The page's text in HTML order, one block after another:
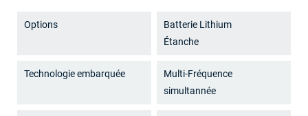
Options
Batterie Lithium
Étanche
Technologie embarquée
Multi-Fréquence
simultannée